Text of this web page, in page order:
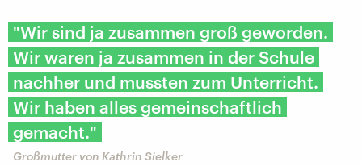
"Wir sind ja zusammen groß geworden.
Wir waren ja zusammen in der Schule
nachher und mussten zum Unterricht.
Wir haben alles gemeinschaftlich
gemacht."
Großmutter von Kathrin Sielker